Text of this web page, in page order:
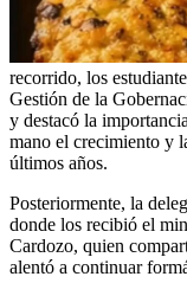
recorrido, los
Gestión de la
y destacó la
mano el crecimiento y
últimos años.
Posteriormente, la
donde los recibió el
Cardozo, quien
alentó a continuar